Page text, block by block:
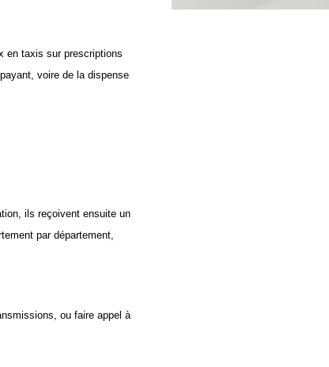
en taxis sur prescriptions
voire de la dispense
ils reçoivent ensuite un
par département,
ou faire appel à